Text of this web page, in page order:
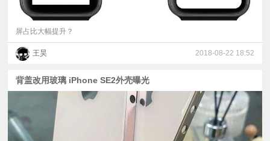
屏占比大幅提升？
王昊 2018-08-22 18:52
背盖改用玻璃 iPhone SE2外壳曝光